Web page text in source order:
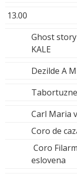
13.00
Ghost story
KALE
Dezilde A
Carl Maria
Coro de
Coro
eslovena